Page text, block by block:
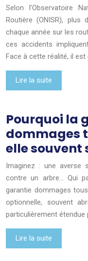
Selon l’Observatoire
Routière (ONISR),
chaque année sur les
ces accidents
Face à cette réalité, il est
Lire la suite
Pourquoi la
dommages
elle souvent
Imaginez : une averse
contre un arbre… Qui
garantie dommages
optionnelle, souvent
particulièrement étendue
Lire la suite